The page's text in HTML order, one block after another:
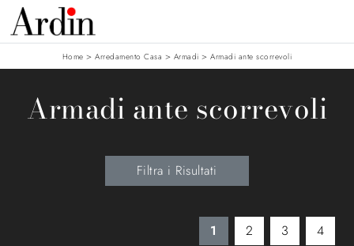
Home >Arredamento Casa > Armadi >Armadi ante scorrevoli
Armadi ante scorrevoli
Filtra i Risultati
1 2 3 4